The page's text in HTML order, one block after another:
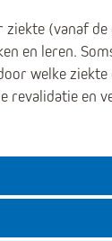
(vanaf
en leren.
welke
revalidatie en